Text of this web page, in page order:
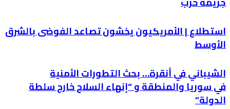
استطلاع | الأمريكيون يخشون تصاعد الفوضى بالشرق
الأوسط
الشيباني في أنقرة… بحث التطورات الأمنية
في سوريا والمنطقة و “إنهاء السلاح خارج سلطة
الدولة”